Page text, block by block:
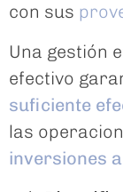
con sus
Una gestión
efectivo
suficiente
las
inversiones